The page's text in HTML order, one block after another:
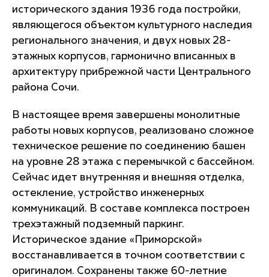
исторического здания 1936 года постройки,
являющегося объектом культурного наследия
регионального значения, и двух новых 28-
этажных корпусов, гармонично вписанных в
архитектуру прибрежной части Центрального
района Сочи.
В настоящее время завершены монолитные
работы новых корпусов, реализовано сложное
техническое решение по соединению башен
на уровне 28 этажа с перемычкой с бассейном.
Сейчас идет внутренняя и внешняя отделка,
остекление, устройство инженерных
коммуникаций. В составе комплекса построен
трехэтажный подземный паркинг.
Историческое здание «Приморской»
восстанавливается в точном соответствии с
оригиналом. Сохранены также 60-летние